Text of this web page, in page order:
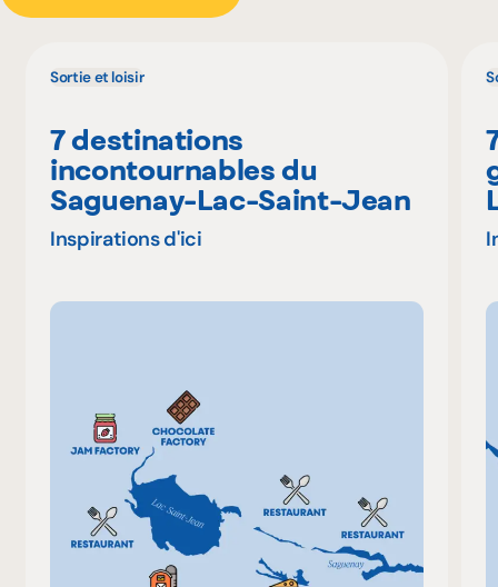
Sortie et loisir
7 destinations
incontournables du
Saguenay-Lac-Saint-Jean
Inspirations d'ici